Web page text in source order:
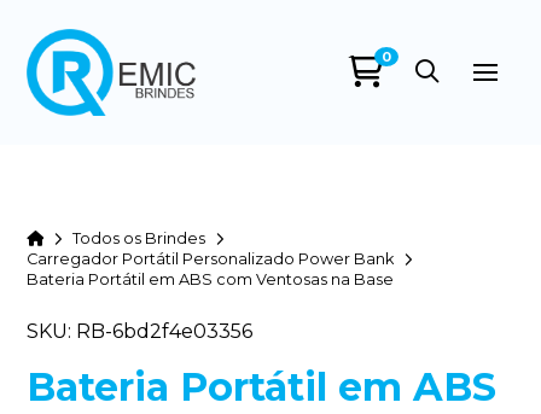
0
HomeTodos os Brindes
Carregador Portátil Personalizado Power Bank
Bateria Portátil em ABS com Ventosas na Base
SKU: RB-6bd2f4e03356
Bateria Portátil em ABS